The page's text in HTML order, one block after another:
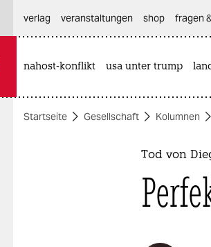
themen
verlag
veranstaltungen shop fragen
nahost-konflikt usa unter trump
Startseite Gesellschaft Kolumnen
Tod von